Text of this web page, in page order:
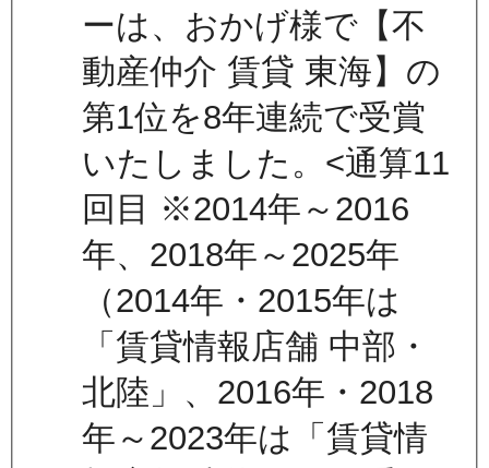
ーは、おかげ様で【不
動産仲介 賃貸 東海】の
第1位を8年連続で受賞
いたしました。<通算11
回目 ※2014年～2016
年、2018年～2025年
（2014年・2015年は
「賃貸情報店舗 中部・
北陸」、2016年・2018
年～2023年は「賃貸情